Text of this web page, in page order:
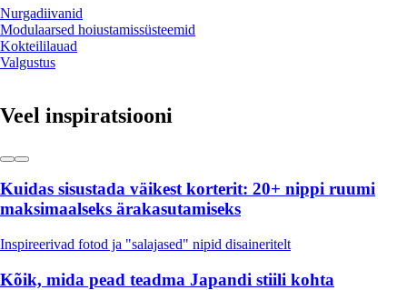
Nurgadiivanid
Modulaarsed hoiustamissüsteemid
Kokteililauad
Valgustus
Veel inspiratsiooni
Kuidas sisustada väikest korterit: 20+ nippi ruumi
maksimaalseks ärakasutamiseks
Inspireerivad fotod ja "salajased" nipid disaineritelt
Kõik, mida pead teadma Japandi stiili kohta